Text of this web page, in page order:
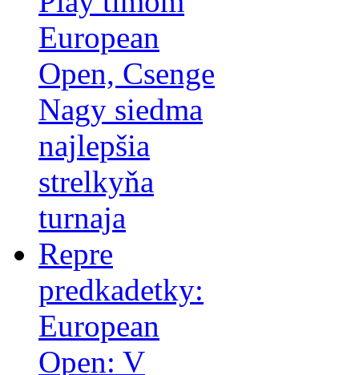
European
Open, Csenge
Nagy siedma
najlepšia
strelkyňa
turnaja
Repre
predkadetky:
European
Open: V